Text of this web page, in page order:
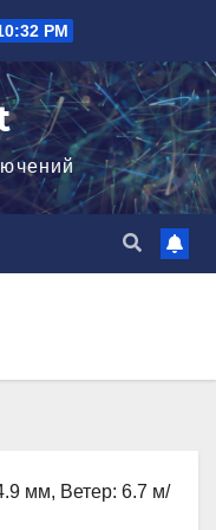
PM
мм, Ветер: 6.7 м/